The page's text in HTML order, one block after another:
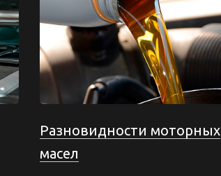
Разновидности моторных
масел